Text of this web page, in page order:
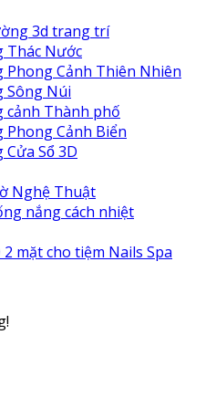
3d trang trí
Thác Nước
Cảnh Thiên Nhiên
Sông Núi
cảnh Thành phố
Cảnh Biển
Sổ 3D
Nghệ Thuật
nắng cách nhiệt
mặt cho tiệm Nails Spa